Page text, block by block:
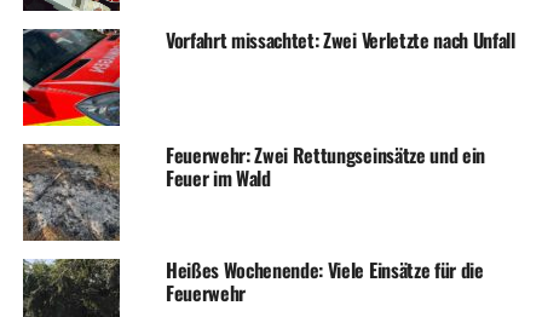
Feuerwehr: Patient muss mit Drehleiter aus Wohnung
transportiert werden
Vorfahrt missachtet: Zwei Verletzte nach Unfall
Feuerwehr: Zwei Rettungseinsätze und ein
Feuer im Wald
Heißes Wochenende: Viele Einsätze für die
Feuerwehr